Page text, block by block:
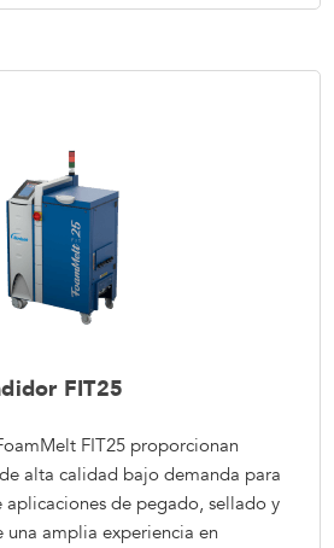
FIT25
FIT25 proporcionan
alta calidad bajo demanda para
aplicaciones de pegado, sellado y
amplia experiencia en